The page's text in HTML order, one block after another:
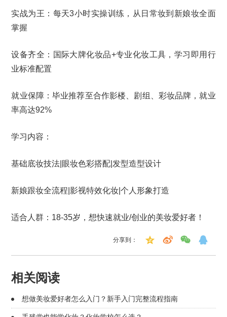
实战为王：每天3小时实操训练，从日常妆到新娘妆全面
掌握
设备齐全：国际大牌化妆品+专业化妆工具，学习即用行
业标准配置
就业保障：毕业推荐至合作影楼、剧组、彩妆品牌，就业
率高达92%
学习内容：
基础底妆技法|眼妆色彩搭配|发型造型设计
新娘跟妆全流程|影视特效化妆|个人形象打造
适合人群：18-35岁，想快速就业/创业的美妆爱好者！
分享到：
相关阅读
想做美妆爱好者怎么入门？新手入门完整流程指南